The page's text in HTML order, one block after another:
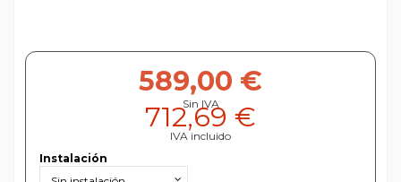
589,00 €
Sin IVA
712,69 €
IVA incluido
Instalación